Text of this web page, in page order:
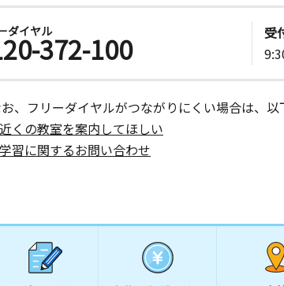
ダイヤル372-100
受
、フリーダイヤルがつながりにくい場合は、以
近くの教室を案内してほしい
学習に関するお問い合わせ